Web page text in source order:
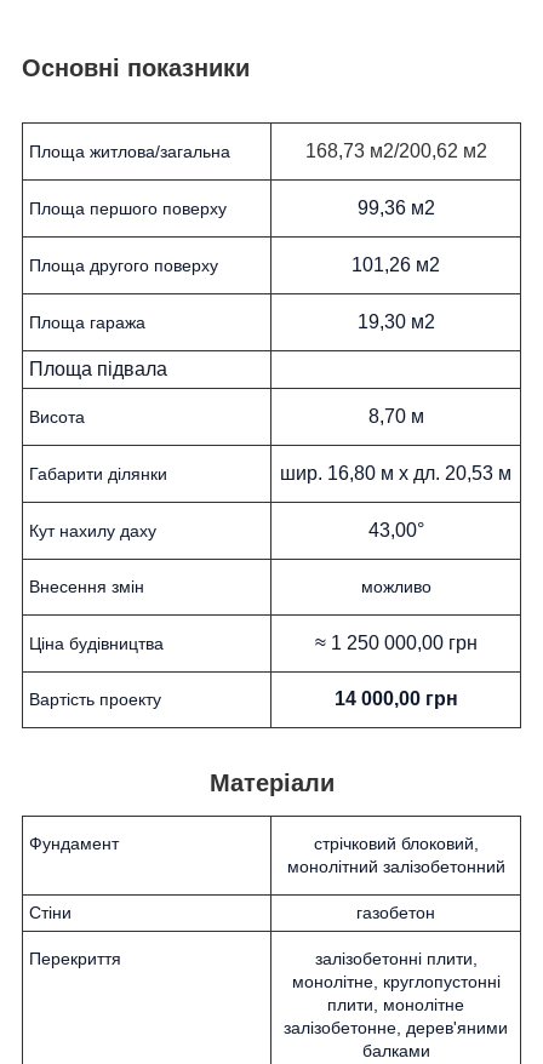
Основні показники
Площа житлова/загальна 168,73 м2/200,62 м2
Площа першого поверху 99,36 м2
Площа другого поверху 101,26 м2
Площа гаража 19,30 м2
Площа підвала
Висота 8,70 м
Габарити ділянки шир. 16,80 м х дл. 20,53 м
Кут нахилу даху 43,00°
Внесення змін можливо
Ціна будівництва ≈ 1 250 000,00 грн
Вартість проекту 14 000,00 грн
Матеріали
Фундамент
стрічковий блоковий,
монолітний залізобетонний
Стіни газобетон
Перекриття
залізобетонні плити,
монолітне, круглопустонні
плити, монолітне
залізобетонне, дерев'яними
балками